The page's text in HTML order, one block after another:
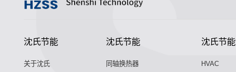
沈氏节能
关于沈氏
沈氏节能
同轴换热器
沈氏节能
HVAC